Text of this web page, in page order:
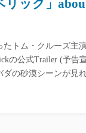
リック」
トム・クルーズ主
の公式Trailer (予告
の砂漠シーンが見れ